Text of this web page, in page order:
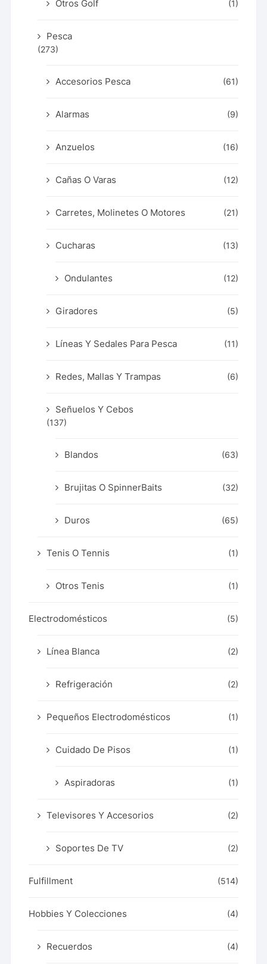
Otros Golf (1)
Pesca
(273)
Accesorios Pesca (61)
Alarmas (9)
Anzuelos (16)
Cañas O Varas (12)
Carretes, Molinetes O Motores (21)
Cucharas (13)
Ondulantes (12)
Giradores (5)
Líneas Y Sedales Para Pesca (11)
Redes, Mallas Y Trampas (6)
Señuelos Y Cebos
(137)
Blandos (63)
Brujitas O SpinnerBaits (32)
Duros (65)
Tenis O Tennis (1)
Otros Tenis (1)
Electrodomésticos (5)
Línea Blanca (2)
Refrigeración (2)
Pequeños Electrodomésticos (1)
Cuidado De Pisos (1)
Aspiradoras (1)
Televisores Y Accesorios (2)
Soportes De TV (2)
Fulfillment (514)
Hobbies Y Colecciones (4)
Recuerdos (4)